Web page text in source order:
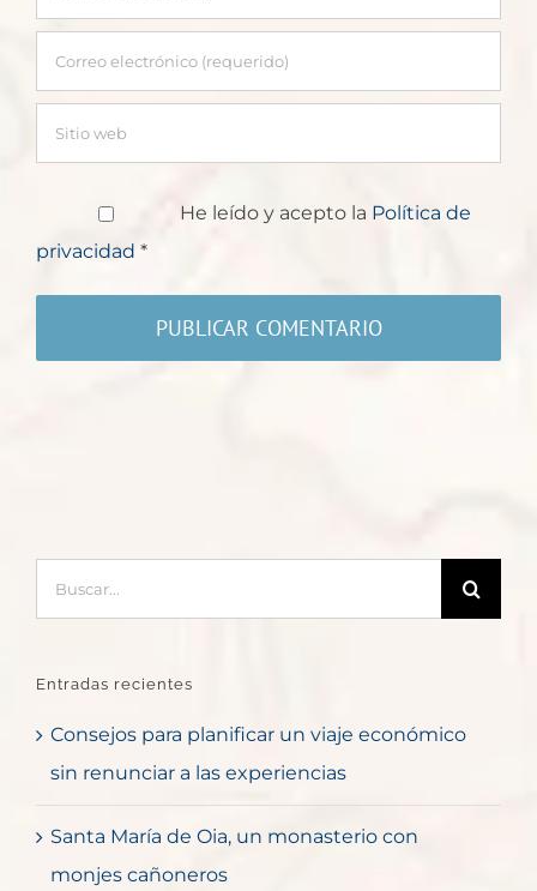
He leído y acepto la Política de
privacidad *
Entradas recientes
Consejos para planificar un viaje económico
sin renunciar a las experiencias
Santa María de Oia, un monasterio con
monjes cañoneros